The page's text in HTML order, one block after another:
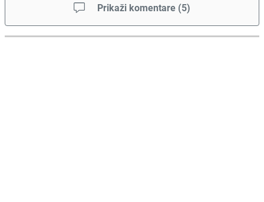
Prikaži komentare (5)